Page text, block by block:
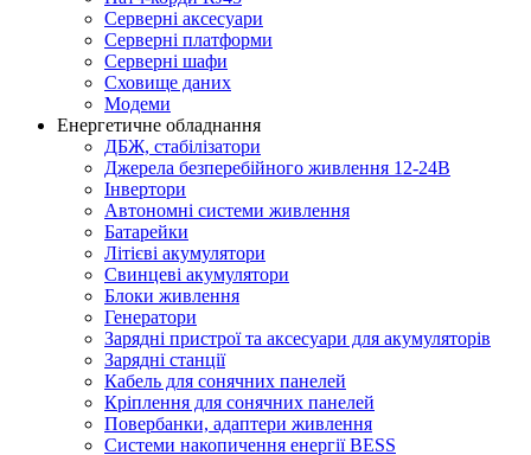
Серверні аксесуари
Серверні платформи
Серверні шафи
Сховище даних
Модеми
Енергетичне обладнання
ДБЖ, стабілізатори
Джерела безперебійного живлення 12-24В
Інвертори
Автономні системи живлення
Батарейки
Літієві акумулятори
Свинцеві акумулятори
Блоки живлення
Генератори
Зарядні пристрої та аксесуари для акумуляторів
Зарядні станції
Кабель для сонячних панелей
Кріплення для сонячних панелей
Повербанки, адаптери живлення
Системи накопичення енергії BESS